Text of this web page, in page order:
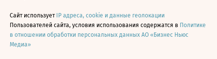
Сайт использует IP адреса, cookie и данные геолокации
Пользователей сайта, условия использования содержатся в Политике
в отношении обработки персональных данных АО «Бизнес Ньюс
Медиа»